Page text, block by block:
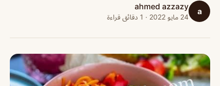
a
ahmed azzazy
24 مايو 2022 · 1 دقائق قراءة